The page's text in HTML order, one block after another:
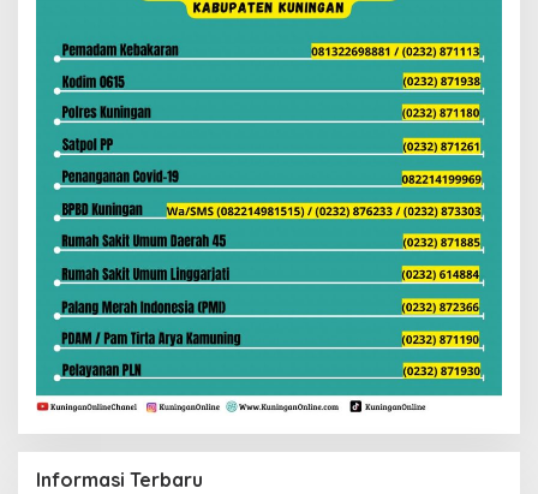
Informasi Terbaru